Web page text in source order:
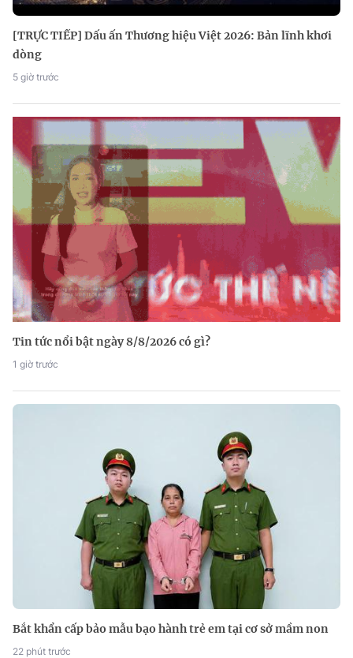
[TRỰC TIẾP] Dấu ấn Thương hiệu Việt 2026: Bản lĩnh khơi
dòng
5 giờ trước
Tin tức nổi bật ngày 8/8/2026 có gì?
1 giờ trước
Bắt khẩn cấp bảo mẫu bạo hành trẻ em tại cơ sở mầm non
22 phút trước